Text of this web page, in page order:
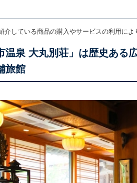
介している商品の購入やサービスの利用に
温泉 大丸別荘」は歴史ある
旅館